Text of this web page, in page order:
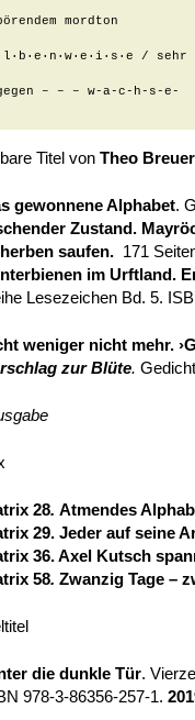
mordton
/ sehr
– – – w-a-c-h-s-e-
Titel von Theo Breuer
gewonnene Alphabet.
Zustand.
saufen. 171
im Urftland.
Lesezeichen Bd. 5.
weniger nicht mehr.
zur Blüte.
28. Atmendes
29. Jeder auf seine
36. Axel Kutsch
58. Zwanzig Tage –
die dunkle Tür.
978-3-86356-257-1.